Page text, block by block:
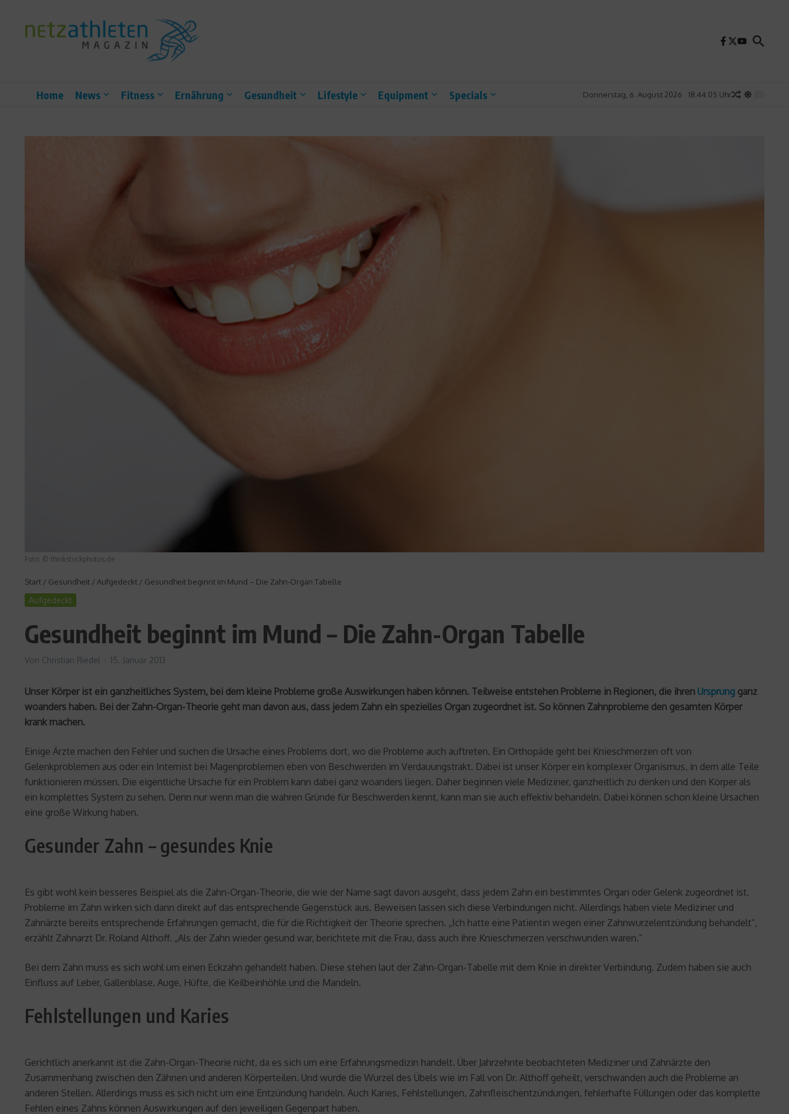
Home News Fitness Ernährung Gesundheit Lifestyle Equipment Specials Donnerstag, 6. August 2026 18:44:07 Uhr
Foto: © thinkstockphotos.de
Start / Gesundheit / Aufgedeckt / Gesundheit beginnt im Mund – Die Zahn-Organ Tabelle
Aufgedeckt
Gesundheit beginnt im Mund – Die Zahn-Organ Tabelle
Von Christian Riedel 15. Januar 2013
Unser Körper ist ein ganzheitliches System, bei dem kleine Probleme große Auswirkungen haben können. Teilweise entstehen Probleme in Regionen, die ihren Ursprung ganz
woanders haben. Bei der Zahn-Organ-Theorie geht man davon aus, dass jedem Zahn ein spezielles Organ zugeordnet ist. So können Zahnprobleme den gesamten Körper
krank machen.
Einige Ärzte machen den Fehler und suchen die Ursache eines Problems dort, wo die Probleme auch auftreten. Ein Orthopäde geht bei Knieschmerzen oft von
Gelenkproblemen aus oder ein Internist bei Magenproblemen eben von Beschwerden im Verdauungstrakt. Dabei ist unser Körper ein komplexer Organismus, in dem alle Teile
funktionieren müssen. Die eigentliche Ursache für ein Problem kann dabei ganz woanders liegen. Daher beginnen viele Mediziner, ganzheitlich zu denken und den Körper als
ein komplettes System zu sehen. Denn nur wenn man die wahren Gründe für Beschwerden kennt, kann man sie auch effektiv behandeln. Dabei können schon kleine Ursachen
eine große Wirkung haben.
Gesunder Zahn – gesundes Knie
Es gibt wohl kein besseres Beispiel als die Zahn-Organ-Theorie, die wie der Name sagt davon ausgeht, dass jedem Zahn ein bestimmtes Organ oder Gelenk zugeordnet ist.
Probleme im Zahn wirken sich dann direkt auf das entsprechende Gegenstück aus. Beweisen lassen sich diese Verbindungen nicht. Allerdings haben viele Mediziner und
Zahnärzte bereits entsprechende Erfahrungen gemacht, die für die Richtigkeit der Theorie sprechen. „Ich hatte eine Patientin wegen einer Zahnwurzelentzündung behandelt“,
erzählt Zahnarzt Dr. Roland Althoff. „Als der Zahn wieder gesund war, berichtete mit die Frau, dass auch ihre Knieschmerzen verschwunden waren.“
Bei dem Zahn muss es sich wohl um einen Eckzahn gehandelt haben. Diese stehen laut der Zahn-Organ-Tabelle mit dem Knie in direkter Verbindung. Zudem haben sie auch
Einfluss auf Leber, Gallenblase, Auge, Hüfte, die Keilbeinhöhle und die Mandeln.
Fehlstellungen und Karies
Gerichtlich anerkannt ist die Zahn-Organ-Theorie nicht, da es sich um eine Erfahrungsmedizin handelt. Über Jahrzehnte beobachteten Mediziner und Zahnärzte den
Zusammenhang zwischen den Zähnen und anderen Körperteilen. Und wurde die Wurzel des Übels wie im Fall von Dr. Althoff geheilt, verschwanden auch die Probleme an
anderen Stellen. Allerdings muss es sich nicht um eine Entzündung handeln. Auch Karies, Fehlstellungen, Zahnfleischentzündungen, fehlerhafte Füllungen oder das komplette
Fehlen eines Zahns können Auswirkungen auf den jeweiligen Gegenpart haben.